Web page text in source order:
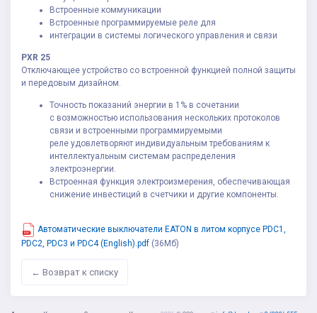
Встроенные коммуникации
Встроенные программируемые реле для
интеграции в системы логического управления и связи
PXR 25
Отключающее устройство со встроенной функцией полной защиты
и передовым дизайном.
Точность показаний энергии в 1% в сочетании
с возможностью использования нескольких протоколов
связи и встроенными программируемыми
реле удовлетворяют индивидуальным требованиям к
интеллектуальным системам распределения
электроэнергии.
Встроенная функция электроизмерения, обеспечивающая
снижение инвестиций в счетчики и другие компоненты.
Автоматические выключатели EATON в литом корпусе PDC1,
PDC2, PDC3 и PDC4 (English).pdf (36Мб)
← Возврат к списку